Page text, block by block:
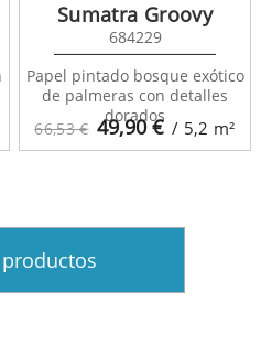
66,53 € 49,90€ / 5,2 m²
Sumatra Groovy
684229
Papel pintado bosque exótico
de palmeras con detalles
dorados